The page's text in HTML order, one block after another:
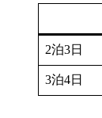
2泊3日
3泊4日